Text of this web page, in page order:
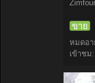
ขาย
หมดอา
เข้าชม: